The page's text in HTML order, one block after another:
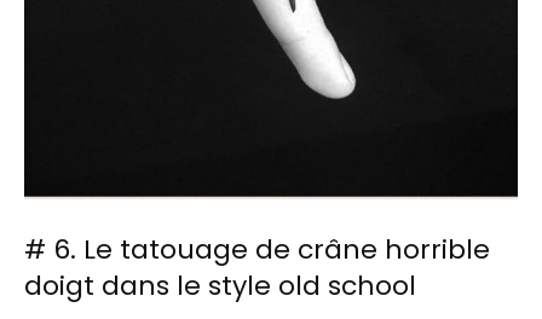
# 6. Le tatouage de crâne horrible
doigt dans le style old school